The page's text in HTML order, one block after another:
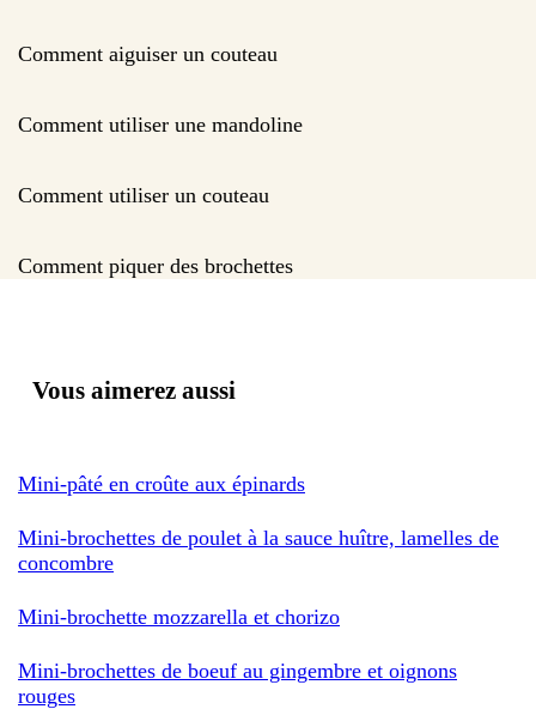
Comment aiguiser un couteau
Comment utiliser une mandoline
Comment utiliser un couteau
Comment piquer des brochettes
Vous aimerez aussi
Mini-pâté en croûte aux épinards
Mini-brochettes de poulet à la sauce huître, lamelles de
concombre
Mini-brochette mozzarella et chorizo
Mini-brochettes de boeuf au gingembre et oignons
rouges